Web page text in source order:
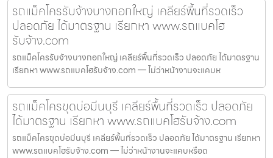
รถแม็คโครรับจ้างบางกอกใหญ่ เคลียร์พื้นที่รวดเร็ว
ปลอดภัย ได้มาตรฐาน เรียกหา www.รถแบคโฮ
รับจ้าง.com
รถแม็คโครรับจ้างบางกอกใหญ่ เคลียร์พื้นที่รวดเร็ว ปลอดภัย ได้มาตรฐาน
เรียกหา www.รถแบคโฮรับจ้าง.com — ไม่ว่าหน้างานจะแคบห
รถแม็คโครขุดบ่อมีนบุรี เคลียร์พื้นที่รวดเร็ว ปลอดภัย
ได้มาตรฐาน เรียกหา www.รถแบคโฮรับจ้าง.com
รถแม็คโครขุดบ่อมีนบุรี เคลียร์พื้นที่รวดเร็ว ปลอดภัย ได้มาตรฐาน เรียกหา
www.รถแบคโฮรับจ้าง.com — ไม่ว่าหน้างานจะแคบหรือด